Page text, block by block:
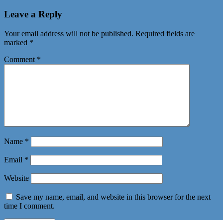
Leave a Reply
Your email address will not be published. Required fields are
marked *
Comment *
Name *
Email *
Website
Save my name, email, and website in this browser for the next
time I comment.